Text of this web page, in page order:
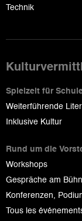
Technik
Spielzeit für
Weiterführende
Inklusive Kultur
Rund um die
Workshops
Gespräche am
Konferenzen,
Tous les